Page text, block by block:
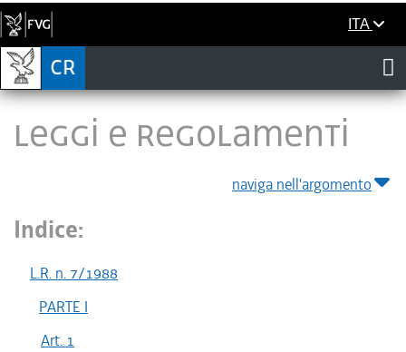
ITA
LEGGI E REGOLAMENTI
naviga nell'argomento
Indice:
L.R. n. 7/1988
PARTE I
Art. 1